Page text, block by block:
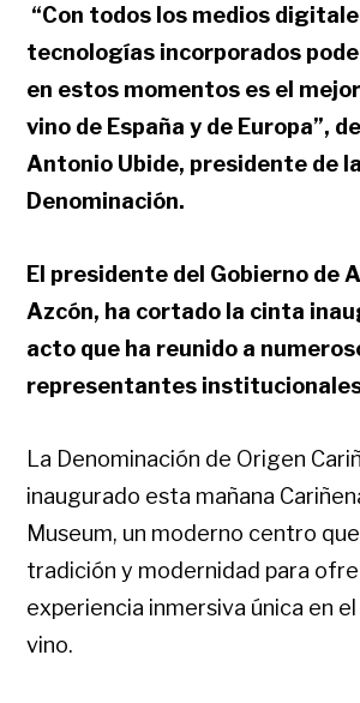
“Con todos los medios
tecnologías incorporados
en estos momentos es el
vino de España y de Europa”,
Antonio Ubide, presidente de la
Denominación.
El presidente del Gobierno de
Azcón, ha cortado la cinta
acto que ha reunido a
representantes
La Denominación de Origen
inaugurado esta mañana
Museum, un moderno centro
tradición y modernidad para
experiencia inmersiva única en
vino.